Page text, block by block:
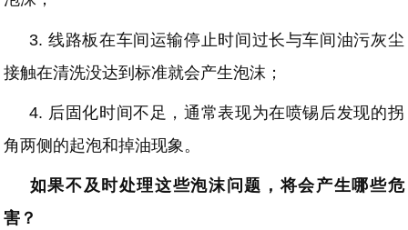
3. 线路板在车间运输停止时间过长与车间油污灰尘
接触在清洗没达到标准就会产生泡沫 ；
4. 后固化时间不足，通常表现为在喷锡后发现的拐
角两侧的起泡和掉油现象。
如果不及时处理这些泡沫问题，将会产生哪些危
害？